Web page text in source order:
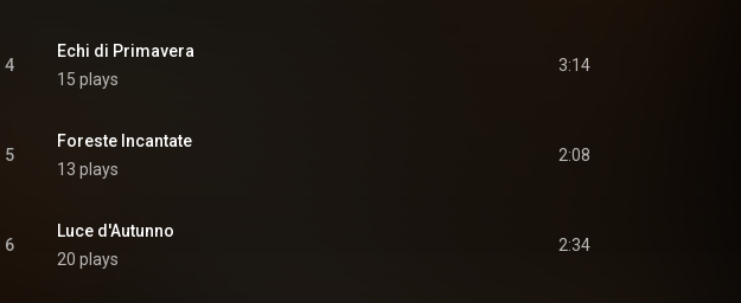
4
Echi di Primavera
15 plays
3:14
5
Foreste Incantate
13 plays
2:08
6
Luce d'Autunno
20 plays
2:34